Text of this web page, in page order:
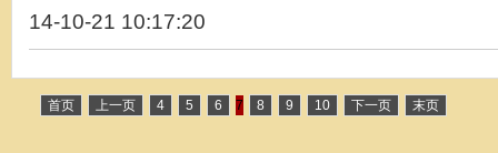
14-10-21 10:17:20
首页 上一页 4 5 6 7 8 9 10 下一页 末页